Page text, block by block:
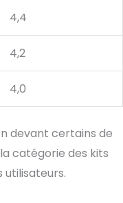
4,4
4,2
4,0
devant certains de
catégorie des kits